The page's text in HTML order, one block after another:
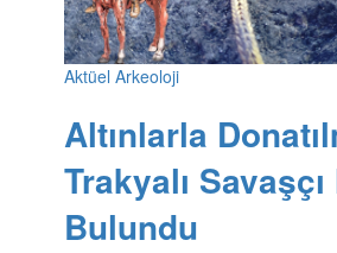
Aktüel Arkeoloji
Altınlarla
Trakyalı Savaşçı
Bulundu